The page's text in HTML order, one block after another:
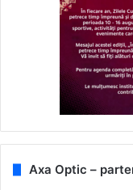
Axa Optic –